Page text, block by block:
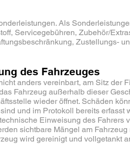
Als
Servicegebühren, Zubehör/
Zustellungs-
des Fahrzeuges
anders vereinbart, am Sitz der
Fahrzeug außerhalb dieser
wieder öffnet. Schäden
und im Protokoll bereits erfasst
Einweisung des Fahrers
sichtbare Mängel am
wird gereinigt und vollgetankt